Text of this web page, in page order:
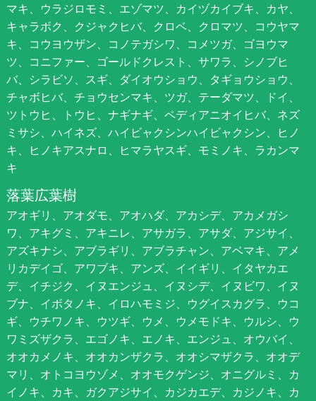
マキ、ウラジロモミ、エゾマツ、カイヅカイブキ、カヤ、
キャラボク、クジャクヒバ、クロベ、クロマツ、コウヤマ
キ、コウヨウザン、コノテガシワ、コメツガ、ゴヨウマ
ツ、コニファー、ゴールドクレスト、サワラ、シノブヒ
バ、シラビソ、スギ、ダイオウショウ、タギョウショウ、
チャボヒバ、チョウセンマキ、ツガ、テーダマツ、ドイ、
ツトウヒ、トウヒ、ナギナギ、ペディアニオイヒバ、ネズ
ミサシ、ハイネズ、ハイビャクシンハイビャクシン、ヒノ
キ、ヒノキアスナロ、ヒマラヤスギ、モミノキ、ラカンマ
キ
落葉広葉樹
アオギリ、アオダモ、アオハダ、アカシデ、アカメガシ
ワ、アキグミ、アキニレ、アサガラ、アサダ、アジサイ、
アズキナシ、アブラギリ、アブラチャン、アベマキ、アメ
リカデイゴ、アワブキ、アンズ、イイギリ、イタヤカエ
デ、イチジク、イヌエンジュ、イヌシデ、イヌビワ、イヌ
ブナ、イボタノキ、イロハモミジ、ウグイスカグラ、ウコ
ギ、ウチワノキ、ウツギ、ウメ、ウメモドキ、ウルシ、ウ
ワミズザクラ、エゴノキ、エノキ、エンジュ、オウバイ、
オオカメノキ、オオカンザクラ、オオシマザクラ、オオデ
マリ、オトコヨウゾメ、オオモクゲンジ、オニグルミ、カ
イノキ、カキ、ガクアジサイ、カジカエデ、カジノキ、カ